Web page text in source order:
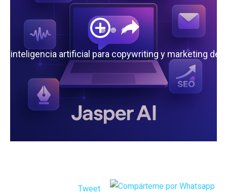
la inteligencia artificial para copywriting y marketing de
Tweet